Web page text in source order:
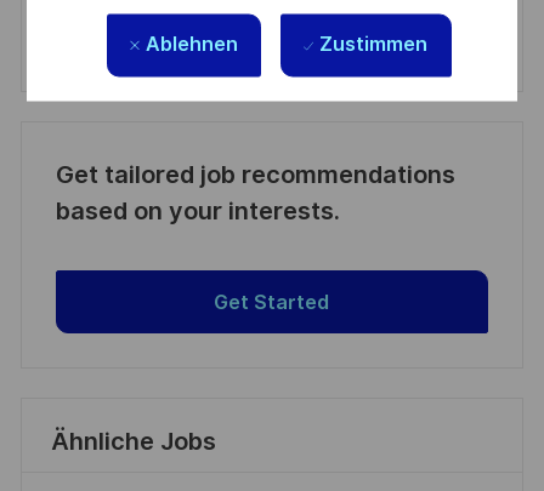
Ablehnen Zustimmen
Manage alerts
Get tailored job recommendations
based on your interests.
Get Started
Ähnliche Jobs